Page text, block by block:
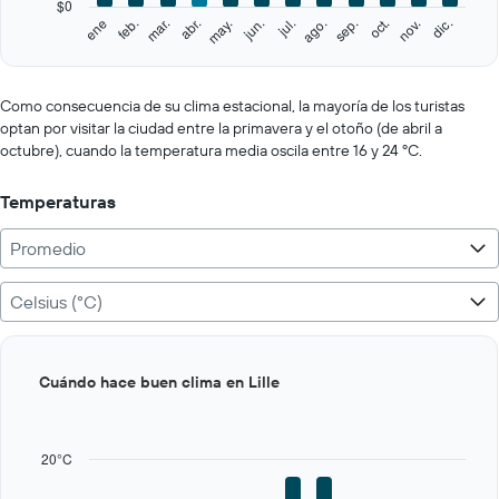
values.
Range:
0
ene feb. mar. abr. may. jun. jul. ago. sep. oct. nov. dic.
$0
interactive
Como consecuencia de su clima estacional, la mayoría de los turistas
optan por visitar la ciudad entre la primavera y el otoño (de abril a
octubre), cuando la temperatura media oscila entre 16 y 24 ºC.
Temperaturas
Promedio
Celsius (°C)
graphic.
20°C
Cuándo hace buen clima en Lille